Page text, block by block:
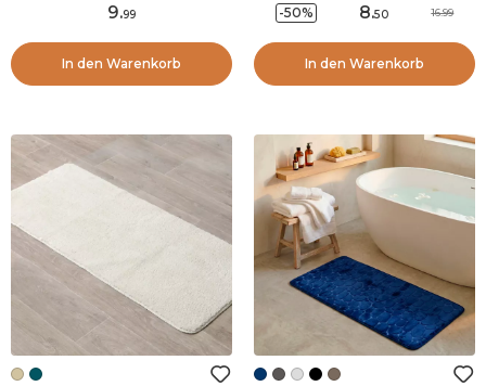
9.99
In den Warenkorb
-50% 8.50 16.99
In den Warenkorb